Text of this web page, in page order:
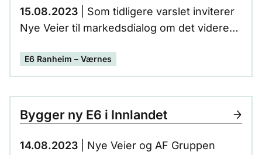
15.08.2023 | Som tidligere varslet inviterer
Nye Veier til markedsdialog om det videre
Værnes. Konferansen 7. september retter
seg særskilt mot aktuelle tilbydere for en ny
konkurranse for utbygging av denne
strekningen.
E6 Ranheim – Værnes
Bygger ny E6 i Innlandet
14.08.2023 | Nye Veier og AF Gruppen